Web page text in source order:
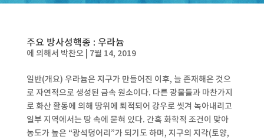
주요 방사성핵종 : 우라늄
에 의해서 박찬오| 7월 14, 2019
일반(개요) 우라늄은 지구가 만들어진 이후, 늘 존재해온 것으
로 자연적으로 생성된 금속 원소이다. 다른 광물들과 마찬가지
로 화산 활동에 의해 땅위에 퇴적되어 강우로 씻겨 녹아내리고
일부 지역에서는 땅 속에 묻혀 있다. 간혹 화학적 조건이 맞아
농도가 높은 “광석덩어리”가 되기도 하며, 지구의 지각(토양,